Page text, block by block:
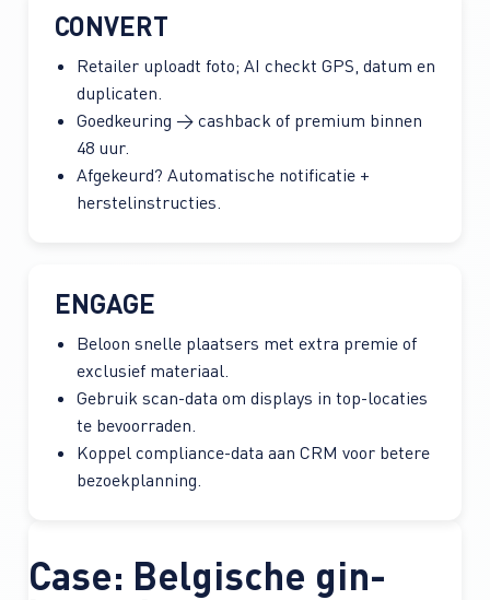
CONVERT
Retailer uploadt foto; AI checkt GPS, datum en
duplicaten.
Goedkeuring → cashback of premium binnen
48 uur.
Afgekeurd? Automatische notificatie +
herstelinstructies.
ENGAGE
Beloon snelle plaatsers met extra premie of
exclusief materiaal.
Gebruik scan-data om displays in top-locaties
te bevoorraden.
Koppel compliance-data aan CRM voor betere
bezoek­planning.
Case: Belgische gin-